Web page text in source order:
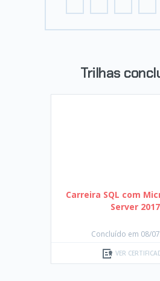
Trilhas
Carreira SQL com
Server 2017
Concluído em 08/
VER